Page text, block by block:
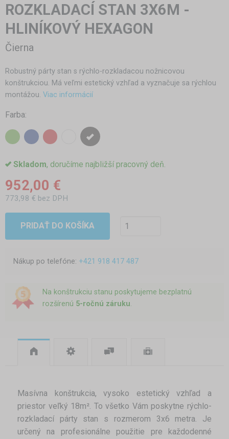
ROZKLADACÍ STAN 3X6M -
HLINÍKOVÝ HEXAGON
Čierna
Robustný párty stan s rýchlo-rozkladacou nožnicovou
konštrukciou. Má veľmi estetický vzhľad a vyznačuje sa rýchlou
montážou. Viac informácií
Farba:
Skladom, doručíme najbližší pracovný deň.
952,00 €
773,98 € bez DPH
PRIDAŤ DO KOŠÍKA
Nákup po telefóne: +421 918 417 487
Na konštrukciu stanu poskytujeme bezplatnú
rozšírenú 5-ročnú záruku.
Masívna konštrukcia, vysoko estetický vzhľad a
priestor veľký 18m². To všetko Vám poskytne rýchlo-
rozkladací párty stan s rozmerom 3x6 metra. Je
určený na profesionálne použitie pre každodenné